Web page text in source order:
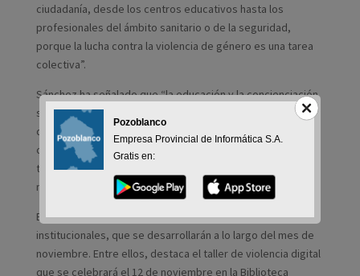
ciudadanía, desde los centros educativos hasta los
profesionales del ámbito sanitario o de la seguridad,
porque la lucha contra la violencia de género es una tarea
colectiva”.
Sánchez ha señalado que “la educación y la concienciación
son las mejores herramientas para prevenir”, y ha
destacado la importancia de “escuchar, acompañar y estar
cerca de quienes sufren, pero también de construir entre
todos un Pozoblanco donde la igualdad sea una realidad y
no una meta pendiente”.
El programa incluye talleres, jornadas formativas y actos
institucionales, que se desarrollarán a lo largo del mes de
noviembre. Entre ellos, destaca el taller de violencia digital
que se celebrará el 12 de noviembre en la Biblioteca
Pozoblanco
Empresa Provincial de Informática S.A.
Gratis en: